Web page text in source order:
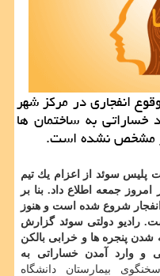
انفجاری در مركز شهر
به ساختمان ها
مشخص نشده است.
پلیس سوئد از اعزام یك تیم
جمعه اطلاع داد. بنا بر
انفجار شروع شده است و هنوز
رادیو دولتی سوئد گزارش
پنجره ها و خرابی بالكن
و وارد آمدن خساراتی به
بیمارستان دانشگاه